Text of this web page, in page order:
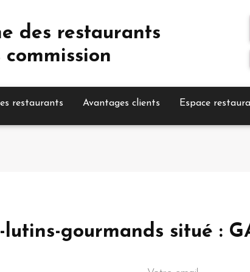
des restaurants
commission
restaurants Avantages clients Espace
gourmands situé :